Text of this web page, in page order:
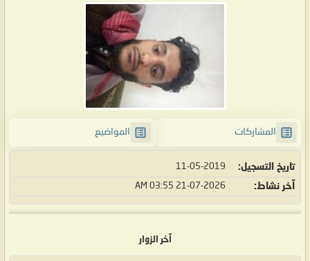
المشاركات المواضيع
تاريخ التسجيل 11-05-2019
آخر نشاط 21-07-2026
03:55 AM
آخر الزوار